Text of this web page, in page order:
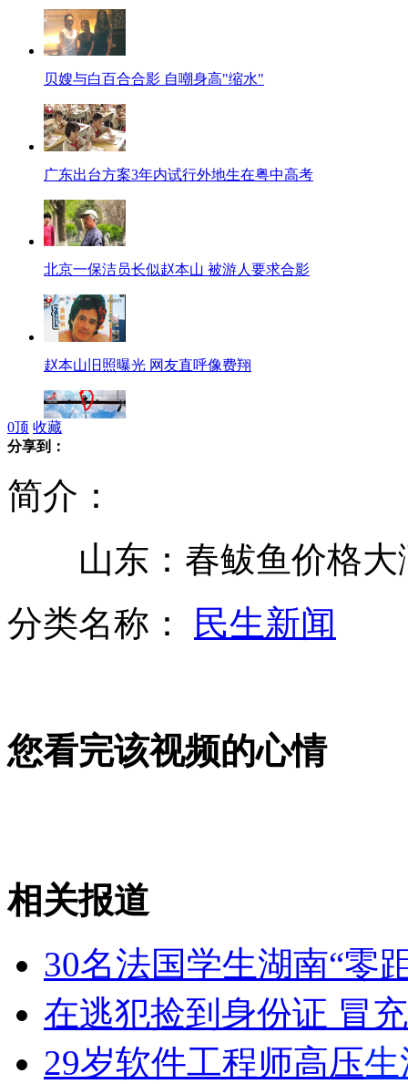
贝嫂与白百合合影 自嘲身高"缩水"
广东出台方案3年内试行外地生在粤中高考
北京一保洁员长似赵本山 被游人要求合影
赵本山旧照曝光 网友直呼像费翔
"最美女护士"街头守护晕倒女子
中国拟立法落实事业单位公开招聘
山西运城恶犬咬伤多人 警民合力深夜将其击毙
0顶 收藏
分享到：
简介：
山东：春鲅鱼价格大
分类名称：
民生新闻
您看完该视频的心情
相关报道
30名法国学生湖南“零
在逃犯捡到身份证 冒
29岁软件工程师高压生